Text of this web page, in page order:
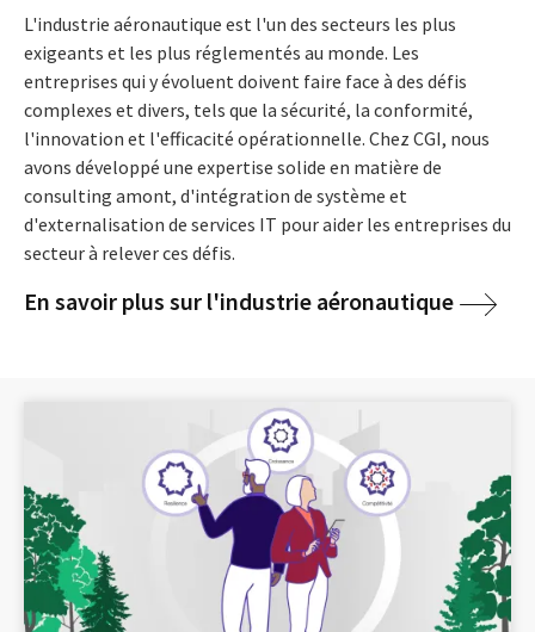
L'industrie aéronautique est l'un des secteurs les plus
exigeants et les plus réglementés au monde. Les
entreprises qui y évoluent doivent faire face à des défis
complexes et divers, tels que la sécurité, la conformité,
l'innovation et l'efficacité opérationnelle. Chez CGI, nous
avons développé une expertise solide en matière de
consulting amont, d'intégration de système et
d'externalisation de services IT pour aider les entreprises du
secteur à relever ces défis.
En savoir plus sur l'industrie aéronautique